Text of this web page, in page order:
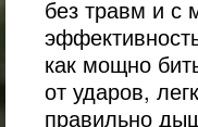
без травм и с
как мощно
от ударов,
правильно